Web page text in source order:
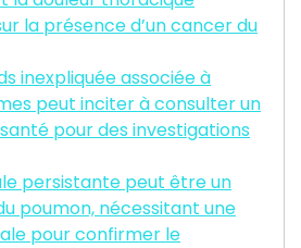
la présence d’un cancer du
inexpliquée associée à
peut inciter à consulter un
pour des investigations
persistante peut être un
poumon, nécessitant une
pour confirmer le